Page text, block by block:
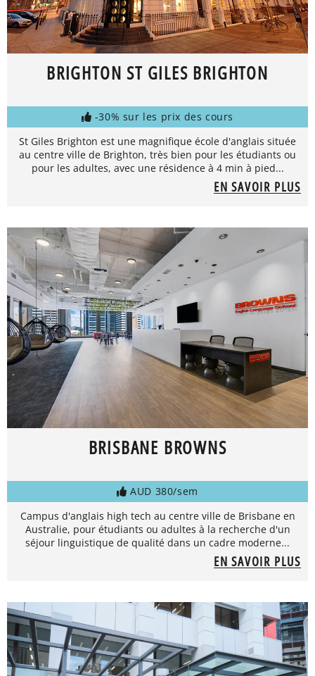
BRIGHTON ST GILES BRIGHTON
-30% sur les prix des cours
St Giles Brighton est une magnifique école d'anglais située
au centre ville de Brighton, très bien pour les étudiants ou
pour les adultes, avec une résidence à 4 min à pied...
EN SAVOIR PLUS
BRISBANE BROWNS
AUD 380/sem
Campus d'anglais high tech au centre ville de Brisbane en
Australie, pour étudiants ou adultes à la recherche d'un
séjour linguistique de qualité dans un cadre moderne...
EN SAVOIR PLUS